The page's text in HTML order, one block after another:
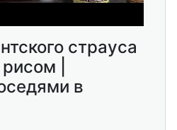
страуса
|
в